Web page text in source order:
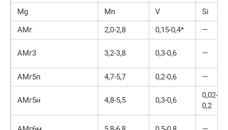
Mg Mn V
Si
АМг
2,0-2,8 0,15-0,4* —
АМг3 3,2-3,8 0,3-0,6 —
АМг5п 4,7-5,7 0,2-0,6 —
АМг5н 4,8-5,5 0,3-0,6
0,02-
0,2